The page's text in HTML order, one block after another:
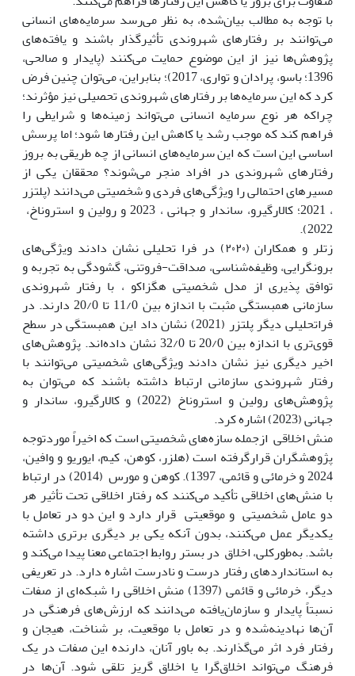
با توجه به مطالب بیان‌شده، به نظر می‌رسد سرمایه‌های انسانی
می‌توانند بر رفتارهای شهروندی تأثیرگذار باشند و یافته‌های
پژوهش‌ها نیز از این موضوع حمایت می‌کنند (پایدار و صالحی،
1396؛ باسو، پرادان و تواری، 2017)؛ بنابراین، می‌توان چنین فرض
کرد که این سرمایه‌ها بر رفتارهای شهروندی تحصیلی نیز مؤثرند؛
چراکه هر نوع سرمایه انسانی می‌تواند زمینه‌ها و شرایطی را
فراهم کند که موجب رشد یا کاهش این رفتارها شود؛ اما پرسش
اساسی این است که این سرمایه‌های انسانی از چه طریقی به بروز
رفتارهای شهروندی در افراد منجر می‌شوند؟ محققان یکی از
مسیرهای احتمالی را ویژگی‌های فردی و شخصیتی می‌دانند (پلتزر
، 2021؛ کالارگیرو، ساندار و جهانی ، 2023 و رولین و استروناخ،
2022).
زتلر و همکاران (۲۰۲۰) در فرا تحلیلی نشان دادند ویژگی‌های
برونگرایی، وظیفه‌شناسی، صداقت-فروتنی، گشودگی به تجربه و
توافق پذیری از مدل شخصیتی هگزاکو ، با رفتار شهروندی
سازمانی همبستگی مثبت با اندازه بین 11/0 تا 20/0 دارند. در
فراتحلیلی دیگر پلتزر (2021) نشان داد این همبستگی در سطح
قوی‌تری با اندازه بین 20/0 تا 32/0 نشان داده‌اند. پژوهش‌های
اخیر دیگری نیز نشان دادند ویژگی‌های شخصیتی می‌توانند با
رفتار شهروندی سازمانی ارتباط داشته باشند که می‌توان به
پژوهش‌های رولین و استروناخ (2022) و کالارگیرو، ساندار و
جهانی (2023) اشاره کرد.
منش اخلاقی ازجمله سازه‌های شخصیتی است که اخیراً موردتوجه
پژوهشگران قرارگرفته است (هلزر، کوهن، کیم، ایوریو و وافین،
2024 و خرمائی و قائمی، 1397). کوهن و مورس (2014) در ارتباط
با منش‌های اخلاقی تأکید می‌کنند که رفتار اخلاقی تحت تأثیر هر
دو عامل شخصیتی و موقعیتی قرار دارد و این دو در تعامل با
یکدیگر عمل می‌کنند، بدون آنکه یکی بر دیگری برتری داشته
باشد. به‌طورکلی، اخلاق در بستر روابط اجتماعی معنا پیدا می‌کند و
به استانداردهای رفتار درست و نادرست اشاره دارد. در تعریفی
دیگر، خرمائی و قائمی (1397) منش اخلاقی را شبکه‌ای از صفات
نسبتاً پایدار و سازمان‌یافته می‌دانند که ارزش‌های فرهنگی در
آن‌ها نهادینه‌شده و در تعامل با موقعیت، بر شناخت، هیجان و
رفتار فرد اثر می‌گذارند. به باور آنان، دارنده این صفات در یک
فرهنگ می‌تواند اخلاق‌گرا یا اخلاق گریز تلقی شود. آن‌ها در